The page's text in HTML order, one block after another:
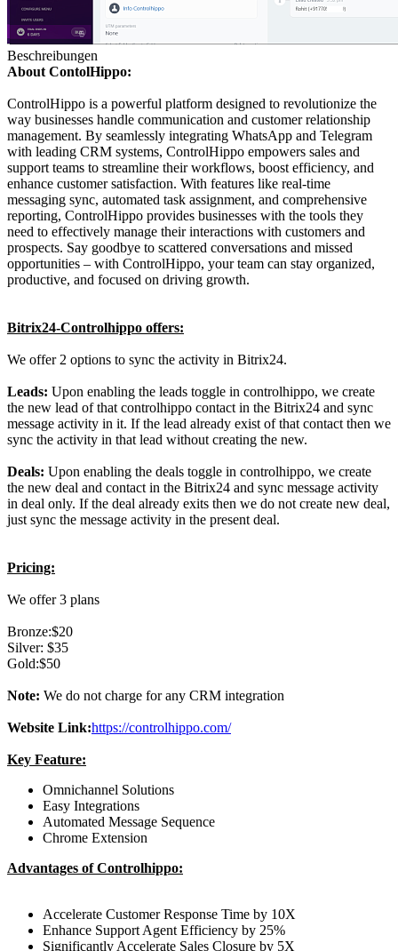
Beschreibungen
About ContolHippo:
ControlHippo is a powerful platform designed to revolutionize the
way businesses handle communication and customer relationship
management. By seamlessly integrating WhatsApp and Telegram
with leading CRM systems, ControlHippo empowers sales and
support teams to streamline their workflows, boost efficiency, and
enhance customer satisfaction. With features like real-time
messaging sync, automated task assignment, and comprehensive
reporting, ControlHippo provides businesses with the tools they
need to effectively manage their interactions with customers and
prospects. Say goodbye to scattered conversations and missed
opportunities – with ControlHippo, your team can stay organized,
productive, and focused on driving growth.
Bitrix24-Controlhippo offers:
We offer 2 options to sync the activity in Bitrix24.
Leads: Upon enabling the leads toggle in controlhippo, we create
the new lead of that controlhippo contact in the Bitrix24 and sync
message activity in it. If the lead already exist of that contact then we
sync the activity in that lead without creating the new.
Deals: Upon enabling the deals toggle in controlhippo, we create
the new deal and contact in the Bitrix24 and sync message activity
in deal only. If the deal already exits then we do not create new deal,
just sync the message activity in the present deal.
Pricing:
We offer 3 plans
Bronze:$20
Silver: $35
Gold:$50
Note: We do not charge for any CRM integration
Website Link:https://controlhippo.com/
Key Feature:
Omnichannel Solutions
Easy Integrations
Automated Message Sequence
Chrome Extension
Advantages of Controlhippo:
Accelerate Customer Response Time by 10X
Enhance Support Agent Efficiency by 25%
Significantly Accelerate Sales Closure by 5X